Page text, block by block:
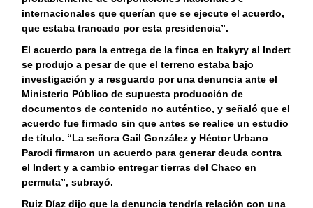
internacionales que querían que se ejecute el acuerdo,
que estaba trancado por esta presidencia”.
El acuerdo para la entrega de la finca en Itakyry al Indert
se produjo a pesar de que el terreno estaba bajo
investigación y a resguardo por una denuncia ante el
Ministerio Público de supuesta producción de
documentos de contenido no auténtico, y señaló que el
acuerdo fue firmado sin que antes se realice un estudio
de título. “La señora Gail González y Héctor Urbano
Parodi firmaron un acuerdo para generar deuda contra
el Indert y a cambio entregar tierras del Chaco en
permuta”, subrayó.
Ruiz Díaz dijo que la denuncia tendría relación con una